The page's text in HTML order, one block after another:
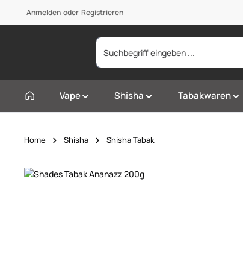
Zur Hauptnavigation springen
Anmelden oder Registrieren
Vape Shisha Tabakwaren
Home Shisha Shisha Tabak
Bildergalerie überspringen